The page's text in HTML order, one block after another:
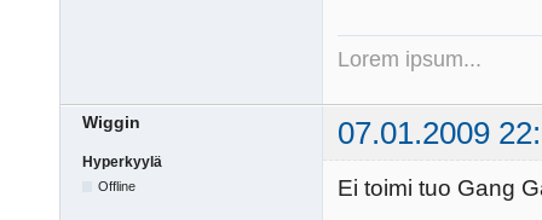
Lorem ipsum...
Wiggin 07.01.2009
Hyperkyylä
Offline Ei toimi tuo Gang